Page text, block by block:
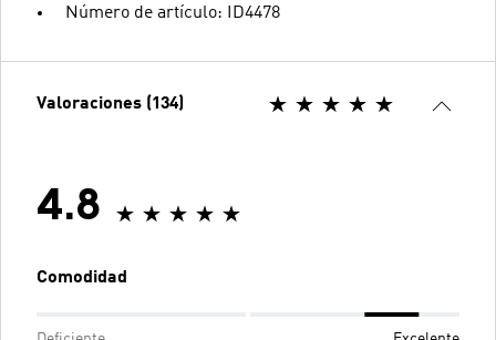
Número de artículo: ID4478
Valoraciones (134)
4.8
Comodidad